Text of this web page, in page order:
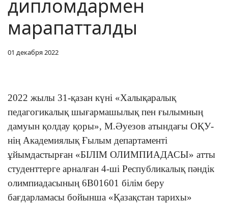
дипломдармен
марапатталды
01 декабря 2022
2022 жылы 31-қазан күні «Халықаралық
педагогикалық шығармашылық пен ғылымның
дамуын қолдау қоры», М.Әуезов атындағы ОҚУ-
нің Академиялық Ғылым департаменті
ұйымдастырған «БІЛІМ ОЛИМПИАДАСЫ» атты
студенттерге арналған 4-ші Республикалық пәндік
олимпиадасының 6В01601 білім беру
бағдарламасы бойынша «Қазақстан тарихы»